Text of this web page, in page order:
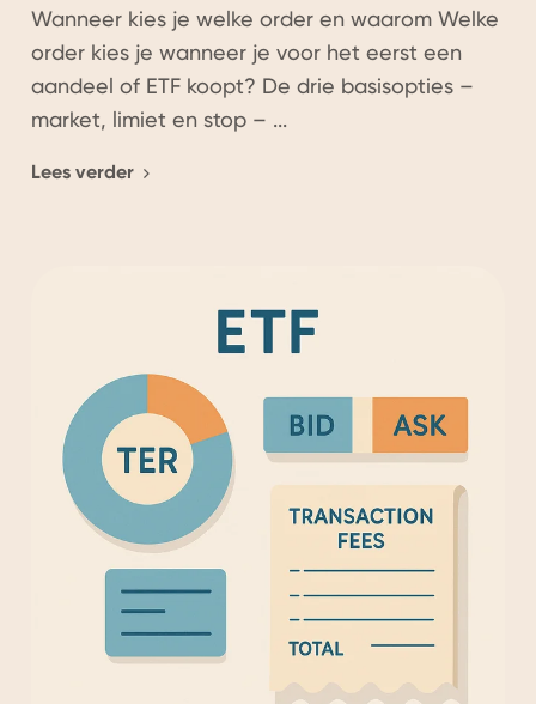
Wanneer kies je welke order en waarom Welke
order kies je wanneer je voor het eerst een
aandeel of ETF koopt? De drie basisopties –
market, limiet en stop – ...
Lees verder